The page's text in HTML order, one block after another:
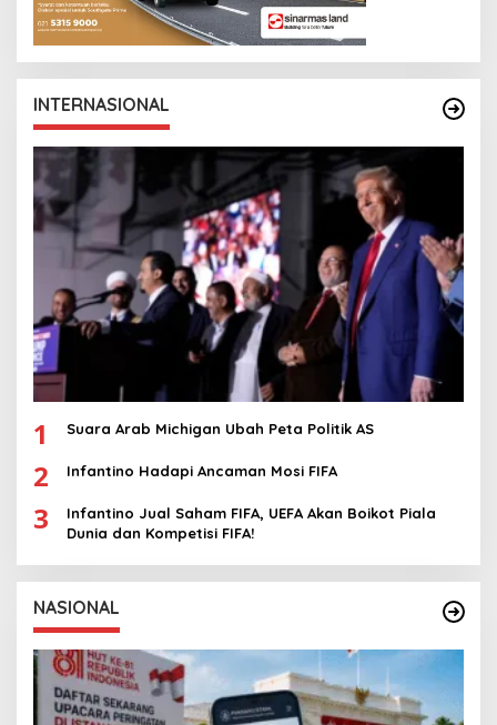
INTERNASIONAL
1 Suara Arab Michigan Ubah Peta Politik AS
2 Infantino Hadapi Ancaman Mosi FIFA
3
Infantino Jual Saham FIFA, UEFA Akan Boikot Piala
Dunia dan Kompetisi FIFA!
NASIONAL